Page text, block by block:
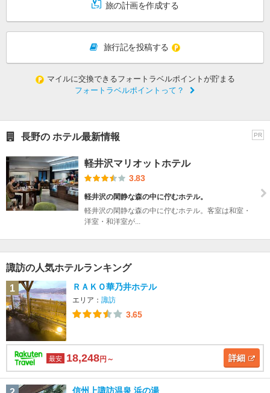
旅の計画を作成する
旅行記を投稿する
マイルに交換できるフォートラベルポイントが貯まる
フォートラベルポイントって？
PR
長野の ホテル最新情報
軽井沢マリオットホテル
3.83
軽井沢の閑静な森の中に佇むホテル。
軽井沢の閑静な森の中に佇むホテル。客室は和室・
洋室・和洋室が...
諏訪の人気ホテルランキング
1
ＲＡＫＯ華乃井ホテル
エリア： 諏訪
3.65
最安 18,248円～ 詳細
信州上諏訪温泉 浜の湯